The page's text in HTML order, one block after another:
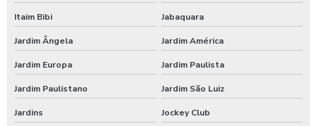
Empresas fornecedoras de alimentação coletiva
Empresas preparadoras de refeições coletivas
Empresas prestadoras de serviços de alimentação coletiva
Empresas que fornecem alimentação para empresas
Itaim Bibi Jabaquara
Jardim Ângela Jardim América
Jardim Europa Jardim Paulista
Jardim Paulistano Jardim São Luiz
Jardins Jockey Club